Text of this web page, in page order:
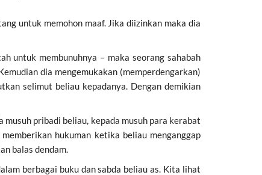
untuk memohon maaf. Jika diizinkan maka dia
untuk membunuhnya – maka seorang sahabah
dia mengemukakan (memperdengarkan)
selimut beliau kepadanya. Dengan demikian
pribadi beliau, kepada musuh para kerabat
hukuman ketika beliau menganggap
balas dendam.
berbagai buku dan sabda beliau as. Kita lihat